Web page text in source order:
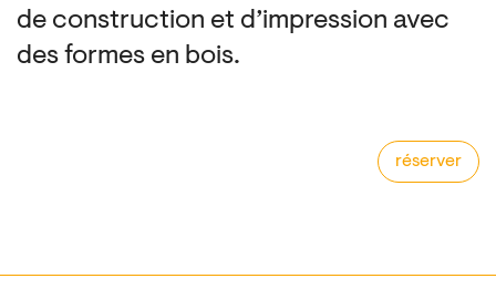
de construction et d’impression avec
des formes en bois.
réserver